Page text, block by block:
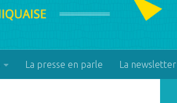
La presse en parle La newsletter